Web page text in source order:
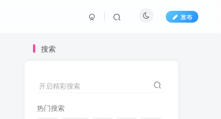
发布
搜索
开启精彩搜索
热门搜索